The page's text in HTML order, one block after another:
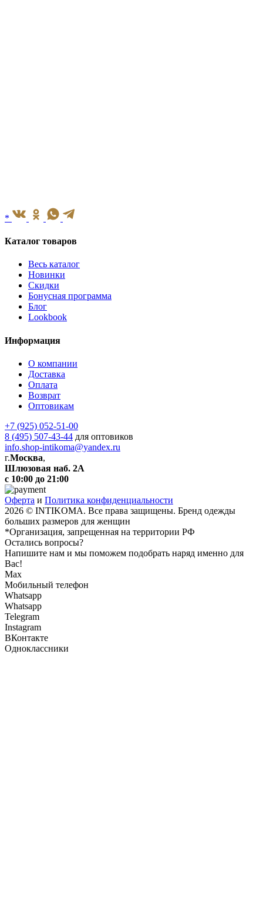
*
Каталог товаров
Весь каталог
Новинки
Скидки
Бонусная программа
Блог
Lookbook
Информация
О компании
Доставка
Оплата
Возврат
Оптовикам
+7 (925) 052-51-00
8 (495) 507-43-44 для оптовиков
info.shop-intikoma@yandex.ru
г.Москва,
Шлюзовая наб. 2А
с 10:00 до 21:00
Оферта и Политика конфиденциальности
2026 © INTIKOMA. Все права защищены. Бренд одежды
больших размеров для женщин
*Организация, запрещенная на территории РФ
Остались вопросы?
Напишите нам и мы поможем подобрать наряд именно для
Вас!
Max
Мобильный телефон
Whatsapp
Whatsapp
Telegram
Instagram
ВКонтакте
Одноклассники